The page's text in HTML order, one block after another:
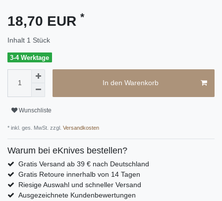
18,70 EUR *
Inhalt 1 Stück
3-4 Werktage
In den Warenkorb
Wunschliste
* inkl. ges. MwSt. zzgl. Versandkosten
Warum bei eKnives bestellen?
Gratis Versand ab 39 € nach Deutschland
Gratis Retoure innerhalb von 14 Tagen
Riesige Auswahl und schneller Versand
Ausgezeichnete Kundenbewertungen